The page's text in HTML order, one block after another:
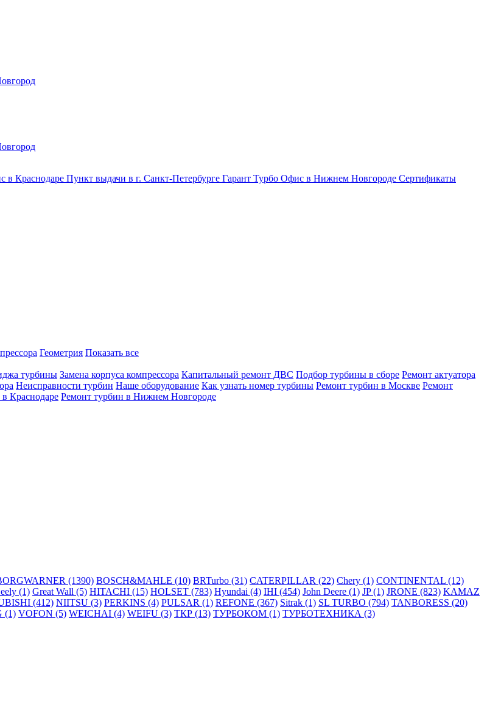
в Краснодаре Пункт выдачи в г. Санкт-Петербурге Гарант Турбо Офис в Нижнем Новгороде Сертификаты
Геометрия Показать все
турбины Замена корпуса компрессора Капитальный ремонт ДВС Подбор турбины в сборе Ремонт актуатора
Неисправности турбин Наше оборудование Как узнать номер турбины Ремонт турбин в Москве Ремонт
Краснодаре Ремонт турбин в Нижнем Новгороде
(1390) BOSCH&MAHLE (10) BRTurbo (31) CATERPILLAR (22) Chery (1) CONTINENTAL (12)
(1) Great Wall (5) HITACHI (15) HOLSET (783) Hyundai (4) IHI (454) John Deere (1) JP (1) JRONE (823) KAMAZ
(412) NIITSU (3) PERKINS (4) PULSAR (1) REFONE (367) Sitrak (1) SL TURBO (794) TANBORESS (20)
(1) VOFON (5) WEICHAI (4) WEIFU (3) ТКР (13) ТУРБОКОМ (1) ТУРБОТЕХНИКА (3)